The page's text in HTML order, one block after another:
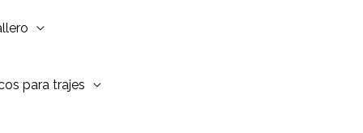
para trajes